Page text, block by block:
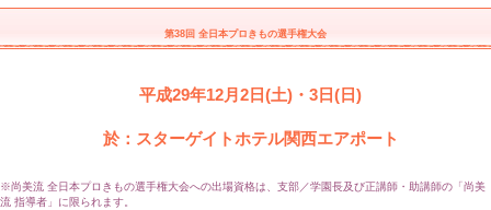
第38回 全日本プロきもの選手権大会
平成29年12月2日(土)・3日(日)
於：スターゲイトホテル関西エアポート
※尚美流 全日本プロきもの選手権大会への出場資格は、支部／学園長及び正講師・助講師の「尚美
流 指導者」に限られます。